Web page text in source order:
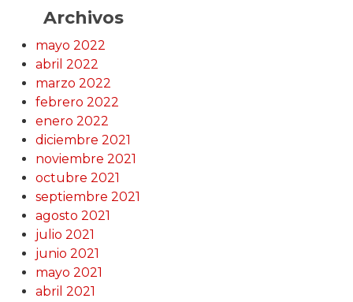
Archivos
mayo 2022
abril 2022
marzo 2022
febrero 2022
enero 2022
diciembre 2021
noviembre 2021
octubre 2021
septiembre 2021
agosto 2021
julio 2021
junio 2021
mayo 2021
abril 2021